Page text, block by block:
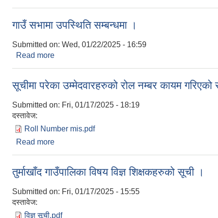
गाउँ सभामा उपस्थिति सम्बन्धमा ।
Submitted on: Wed, 01/22/2025 - 16:59
Read more
सूचीमा परेका उम्मेदवारहरुको रोल नम्बर कायम गरिएको
Submitted on: Fri, 01/17/2025 - 18:19
दस्तावेज:
Roll Number mis.pdf
Read more
तुर्माखाँद गाउँपालिका विषय विज्ञ शिक्षकहरुको सूची ।
Submitted on: Fri, 01/17/2025 - 15:55
दस्तावेज:
विज्ञ सूची.pdf